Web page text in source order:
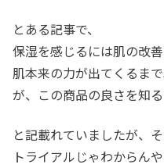
とある記事で、
保湿を感じるには肌の改
肌本来の力が出てくるま
が、この商品の良さを知
と記載れていましたが、
トライアルじゃわからんや